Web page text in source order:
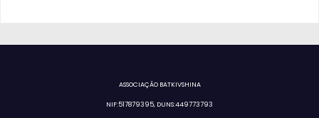
ASSOCIAÇÃO BATKIVSHINA
NIF:517879395, DUNS:449773793